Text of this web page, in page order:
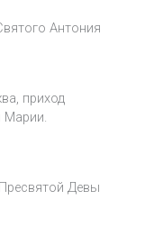
Антония
приход
Марии.
Девы